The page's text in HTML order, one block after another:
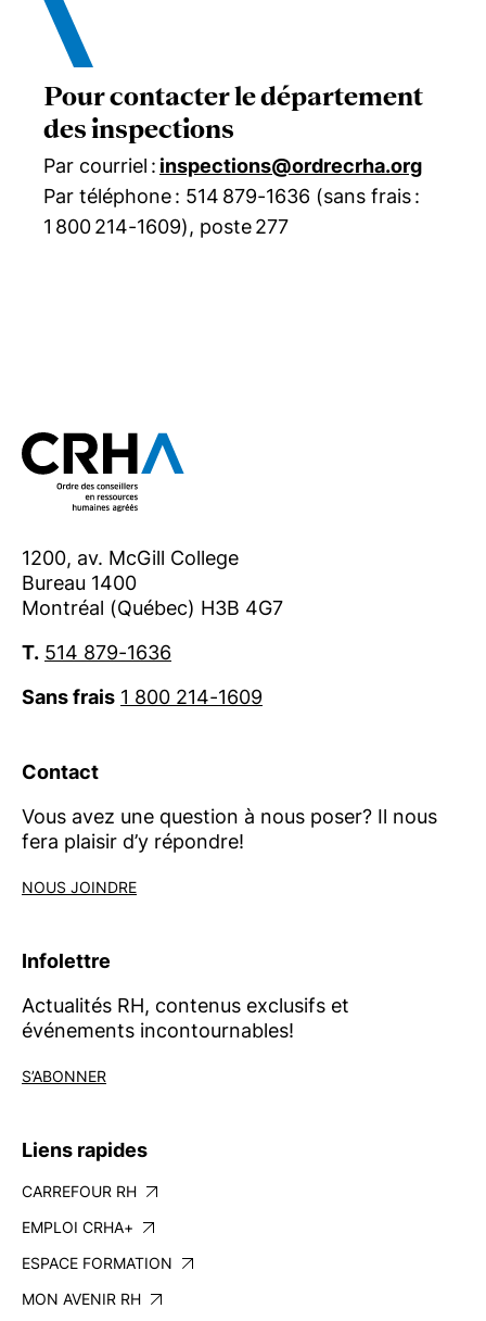
Pour contacter le département
des inspections
Par courriel : inspections@ordrecrha.org
Par téléphone : 514 879-1636 (sans frais :
1 800 214-1609), poste 277
1200, av. McGill College
Bureau 1400
Montréal (Québec) H3B 4G7
T. 514 879-1636
Sans frais 1 800 214-1609
Contact
Vous avez une question à nous poser? Il nous
fera plaisir d’y répondre!
NOUS JOINDRE
Infolettre
Actualités RH, contenus exclusifs et
événements incontournables!
S’ABONNER
Liens rapides
CARREFOUR RH
EMPLOI CRHA+
ESPACE FORMATION
MON AVENIR RH